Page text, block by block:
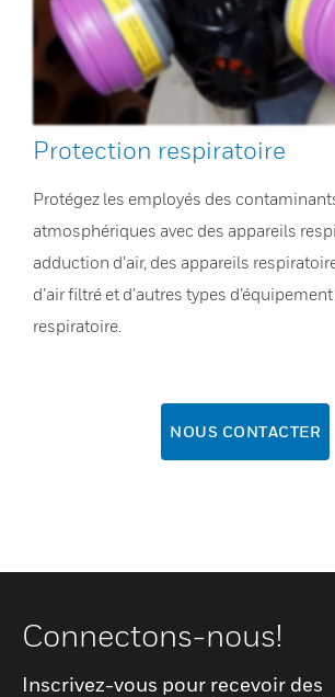
Protection respiratoire
Protégez les employés des
atmosphériques avec des appareils
adduction d’air, des appareils
d’air filtré et d’autres types
respiratoire.
NOUS CONTACTER
Connectons-nous!
Inscrivez-vous pour recevoir des